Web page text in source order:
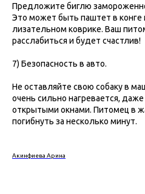
Предложите биглю
Это может быть паштет в конге
лизательном коврике. Ваш
расслабиться и будет счастлив!
7) Безопасность в авто.
Не оставляйте свою собаку в
очень сильно нагревается,
открытыми окнами. Питомец в
погибнуть за несколько минут.
Акинфиева Арина